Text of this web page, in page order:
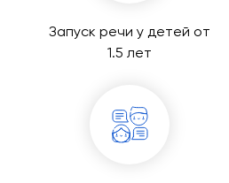
Запуск речи у детей от
1.5 лет